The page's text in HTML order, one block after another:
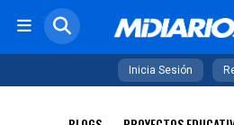
Inicia Sesión